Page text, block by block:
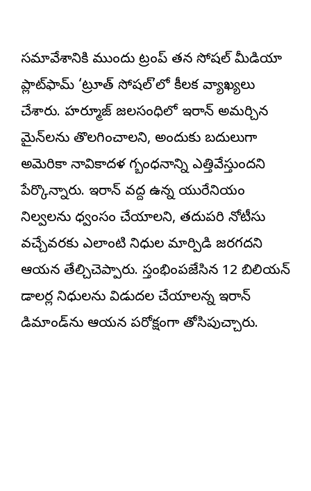
సమావేశానికి ముందు ట్రంప్ తన సోషల్ మీడియా
ప్లాట్‌ఫామ్ ‘ట్రూత్ సోషల్’లో కీలక వ్యాఖ్యలు
చేశారు. హర్మూజ్ జలసంధిలో ఇరాన్ అమర్చిన
మైన్‌లను తొలగించాలని, అందుకు బదులుగా
అమెరికా నావికాదళ దిగ్బంధనాన్ని ఎత్తివేస్తుందని
పేర్కొన్నారు. ఇరాన్ వద్ద ఉన్న యురేనియం
నిల్వలను ధ్వంసం చేయాలని, తదుపరి నోటీసు
వచ్చేవరకు ఎలాంటి నిధుల మార్పిడి జరగదని
ఆయన తేల్చిచెప్పారు. స్తంభింపజేసిన 12 బిలియన్
డాలర్ల నిధులను విడుదల చేయాలన్న ఇరాన్
డిమాండ్‌ను ఆయన పరోక్షంగా తోసిపుచ్చారు.